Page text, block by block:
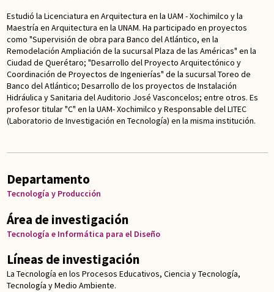
Estudió la Licenciatura en Arquitectura en la UAM - Xochimilco y la
Maestría en Arquitectura en la UNAM. Ha participado en proyectos
como "Supervisión de obra para Banco del Atlántico, en la
Remodelación Ampliación de la sucursal Plaza de las Américas" en la
Ciudad de Querétaro; "Desarrollo del Proyecto Arquitectónico y
Coordinación de Proyectos de Ingenierías" de la sucursal Toreo de
Banco del Atlántico; Desarrollo de los proyectos de Instalación
Hidráulica y Sanitaria del Auditorio José Vasconcelos; entre otros. Es
profesor titular "C" en la UAM- Xochimilco y Responsable del LITEC
(Laboratorio de Investigación en Tecnología) en la misma institución.
Departamento
Tecnología y Producción
Área de investigación
Tecnología e Informática para el Diseño
Líneas de investigación
La Tecnología en los Procesos Educativos, Ciencia y Tecnología,
Tecnología y Medio Ambiente.